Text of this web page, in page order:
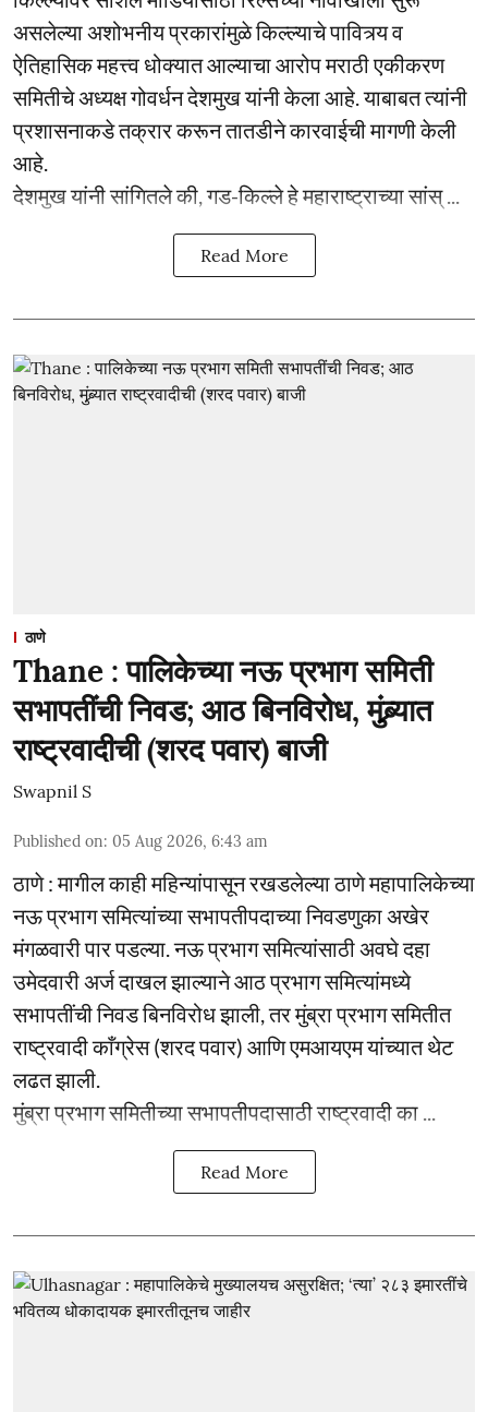
असलेल्या अशोभनीय प्रकारांमुळे किल्ल्याचे पावित्र्य व
ऐतिहासिक महत्त्व धोक्यात आल्याचा आरोप मराठी एकीकरण
समितीचे अध्यक्ष गोवर्धन देशमुख यांनी केला आहे. याबाबत त्यांनी
प्रशासनाकडे तक्रार करून तातडीने कारवाईची मागणी केली
आहे.
देशमुख यांनी सांगितले की, गड-किल्ले हे महाराष्ट्राच्या सांस् ...
Read More
ठाणे
Thane : पालिकेच्या नऊ प्रभाग समिती
सभापतींची निवड; आठ बिनविरोध, मुंब्र्यात
राष्ट्रवादीची (शरद पवार) बाजी
Swapnil S
Published on: 05 Aug 2026, 6:43 am
ठाणे : मागील काही महिन्यांपासून रखडलेल्या ठाणे महापालिकेच्या
नऊ प्रभाग समित्यांच्या सभापतीपदाच्या निवडणुका अखेर
मंगळवारी पार पडल्या. नऊ प्रभाग समित्यांसाठी अवघे दहा
उमेदवारी अर्ज दाखल झाल्याने आठ प्रभाग समित्यांमध्ये
सभापतींची निवड बिनविरोध झाली, तर मुंब्रा प्रभाग समितीत
राष्ट्रवादी काँग्रेस (शरद पवार) आणि एमआयएम यांच्यात थेट
लढत झाली.
मुंब्रा प्रभाग समितीच्या सभापतीपदासाठी राष्ट्रवादी का ...
Read More